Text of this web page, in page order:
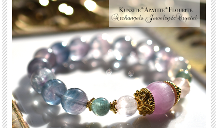
以前ご案内した、「Heart of Spirit」のブレスを
ビーズのサイズをひとまわり小さいビー時で仕上げたブレスです。
ナイジェリア産の上質なクンツァイトをメインに、
そのサイドにクンツァイトとアパタイト、
そして全体をブルー、グリーン、パープルが繊細に混ざり合うフローライトで